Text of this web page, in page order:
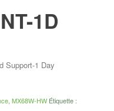
1D
Support-1 Day
, MX68W-HW Étiquette :